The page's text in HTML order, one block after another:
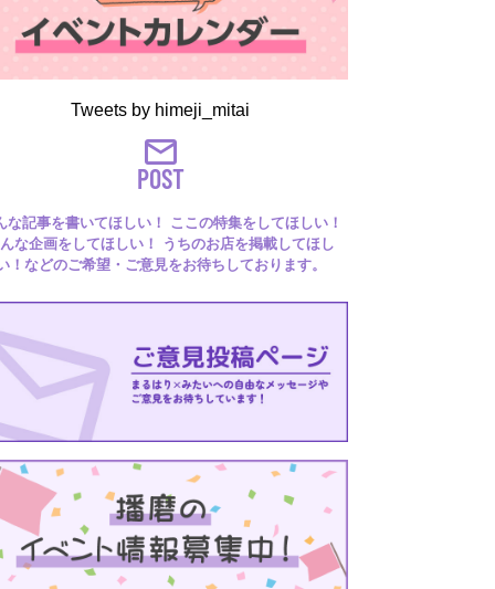
Tweets by himeji_mitai
POST
な記事を書いてほしい！ ここの特集をしてほしい！
な企画をしてほしい！ うちのお店を掲載してほし
！などのご希望・ご意見をお待ちしております。